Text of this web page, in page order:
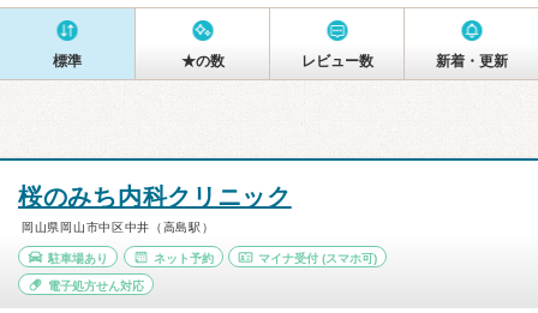
標準 ★の数 レビュー数 新着・更新
桜のみち内科クリニック
岡山県岡山市中区中井（高島駅）
駐車場あり ネット予約 マイナ受付 (スマホ可)
電子処方せん対応